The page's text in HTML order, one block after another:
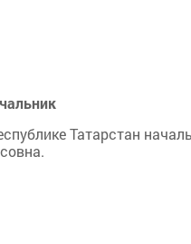
Татарстан